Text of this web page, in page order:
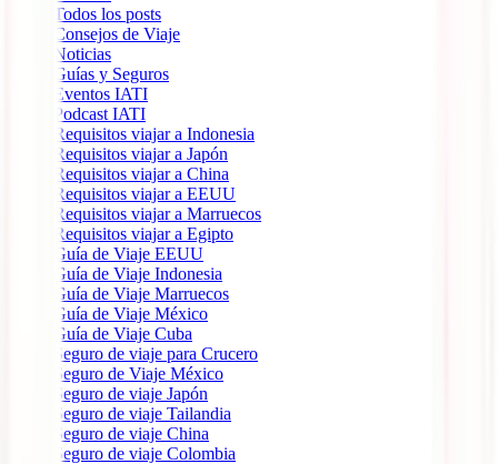
Todos los posts
Consejos de Viaje
Noticias
Guías y Seguros
Eventos IATI
Podcast IATI
Requisitos viajar a Indonesia
Requisitos viajar a Japón
Requisitos viajar a China
Requisitos viajar a EEUU
Requisitos viajar a Marruecos
Requisitos viajar a Egipto
Guía de Viaje EEUU
Guía de Viaje Indonesia
Guía de Viaje Marruecos
Guía de Viaje México
Guía de Viaje Cuba
Seguro de viaje para Crucero
Seguro de Viaje México
Seguro de viaje Japón
Seguro de viaje Tailandia
Seguro de viaje China
Seguro de viaje Colombia